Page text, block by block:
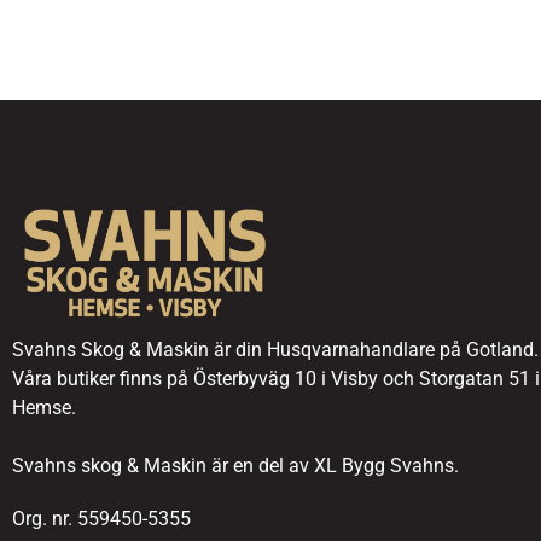
Svahns Skog & Maskin är din Husqvarnahandlare på Gotland.
Våra butiker finns på Österbyväg 10 i Visby och Storgatan 51 i
Hemse.
Svahns skog & Maskin är en del av XL Bygg Svahns.
Org. nr. 559450-5355